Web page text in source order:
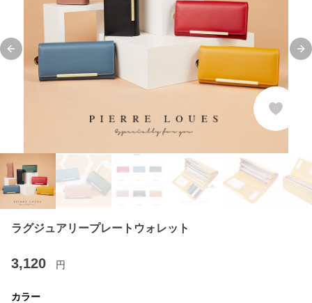
Previous slide
ラグジュアリープレートウォレット
3,120 円
カラー